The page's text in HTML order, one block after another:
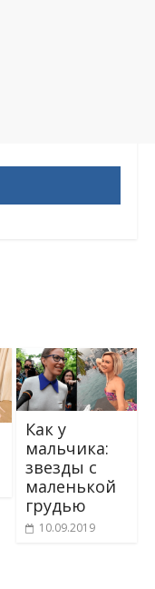
Как у
мальчика:
звезды с
маленькой
грудью
10.09.2019